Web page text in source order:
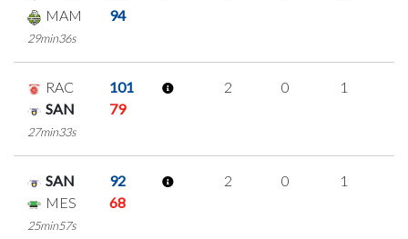
MAM
94
29min36s
RAC
101
SAN
79
27min33s
2 0 1
SAN
92
MES
68
25min57s
2 0 1